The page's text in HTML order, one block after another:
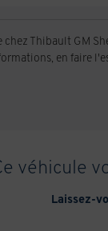
chez Thibault GM
en faire
véhicule
Laissez-